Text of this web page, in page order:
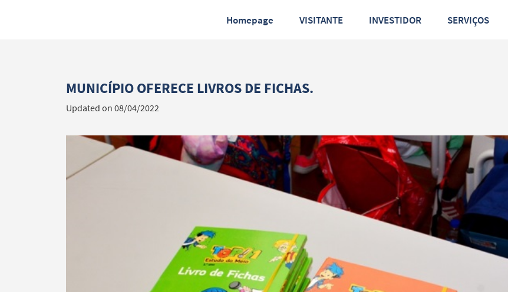
Homepage VISITANTE INVESTIDOR SERVIÇOS
MUNICÍPIO OFERECE LIVROS DE FICHAS.
Updated on 08/04/2022